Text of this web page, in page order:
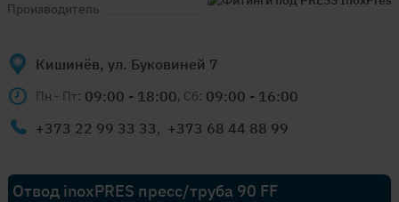
Производитель
Кишинёв, ул. Буковиней 7
Пн - Пт: 09:00 - 18:00, Сб: 09:00 - 16:00
+373 22 99 33 33, +373 68 44 88 99
Отвод inoxPRES пресс/труба 90 FF